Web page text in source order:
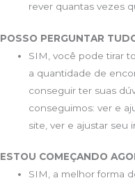
rever quantas vezes
POSSO PERGUNTAR
SIM, você pode tirar
a quantidade de
conseguir ter suas
conseguimos: ver e
site, ver e ajustar seu
ESTOU COMEÇANDO
SIM, a melhor forma